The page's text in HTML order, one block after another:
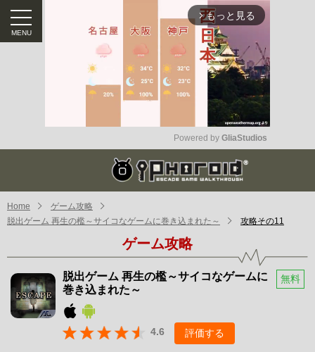
arrow_forward_ios もっと見る
Mute
Powered by GliaStudios
Home
ゲーム攻略
脱出ゲーム 再生の檻～サイコなゲームに巻き込まれた～
攻略その11
ゲーム攻略
脱出ゲーム 再生の檻～サイコなゲームに
巻き込まれた～
無料
4.6 評価する